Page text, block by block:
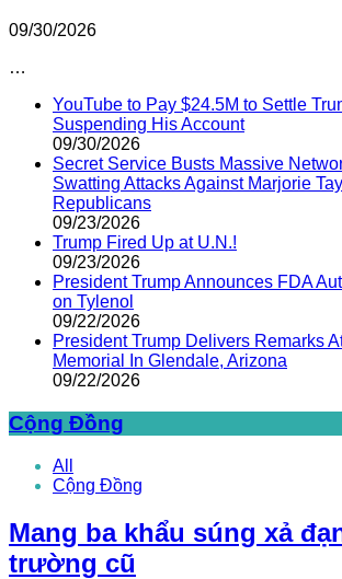
09/30/2026
…
YouTube to Pay $24.5M to Settle
Suspending His Account
09/30/2026
Secret Service Busts Massive
Swatting Attacks Against Marjorie
Republicans
09/23/2026
Trump Fired Up at U.N.!
09/23/2026
President Trump Announces FDA
on Tylenol
09/22/2026
President Trump Delivers Remarks
Memorial In Glendale, Arizona
09/22/2026
Cộng Đồng
All
Cộng Đồng
Mang ba khẩu súng xả
trường cũ